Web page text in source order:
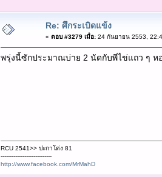
Re: ศึกระเบิดแข้ง
« ตอบ #3279 เมื่อ:24 กันยายน 2553,
พรุ่งนี้ซักประมาณบ่าย 2 นัดกับพีไข่แถว ๆ ห
RCU 2541>> ปะกาโด่ง 81
----------------------------
http://www.facebook.com/MrMahD